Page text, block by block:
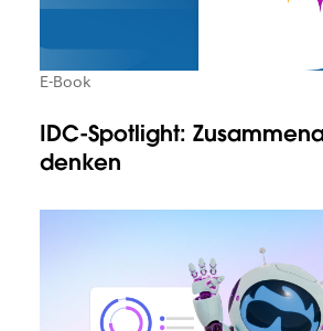
E-Book
IDC-Spotlight:
denken